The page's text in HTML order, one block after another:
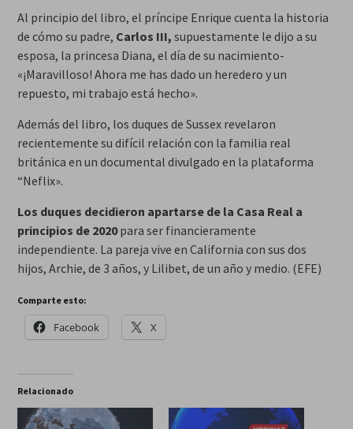
Al principio del libro, el príncipe Enrique cuenta la historia
de cómo su padre, Carlos III, supuestamente le dijo a su
esposa, la princesa Diana, el día de su nacimiento-
«¡Maravilloso! Ahora me has dado un heredero y un
repuesto, mi trabajo está hecho».
Además del libro, los duques de Sussex revelaron
recientemente su difícil relación con la familia real
británica en un documental divulgado en la plataforma
“Neflix».
Los duques decidieron apartarse de la Casa Real a
principios de 2020para ser financieramente
independiente. La pareja vive en California con sus dos
hijos, Archie, de 3 años, y Lilibet, de un año y medio. (EFE)
Comparte esto:
Facebook X
Relacionado